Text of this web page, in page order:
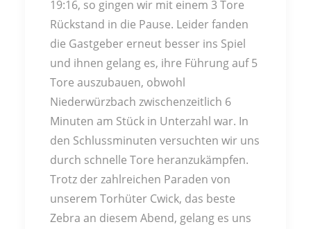
19:16, so gingen wir mit einem 3 Tore
Rückstand in die Pause. Leider fanden
die Gastgeber erneut besser ins Spiel
und ihnen gelang es, ihre Führung auf 5
Tore auszubauen, obwohl
Niederwürzbach zwischenzeitlich 6
Minuten am Stück in Unterzahl war. In
den Schlussminuten versuchten wir uns
durch schnelle Tore heranzukämpfen.
Trotz der zahlreichen Paraden von
unserem Torhüter Cwick, das beste
Zebra an diesem Abend, gelang es uns